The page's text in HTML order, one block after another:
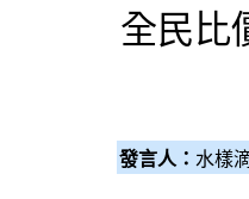
全民比
發言人： 水樣